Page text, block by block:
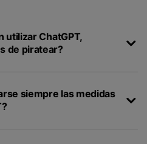
utilizar ChatGPT,
de piratear?
siempre las medidas